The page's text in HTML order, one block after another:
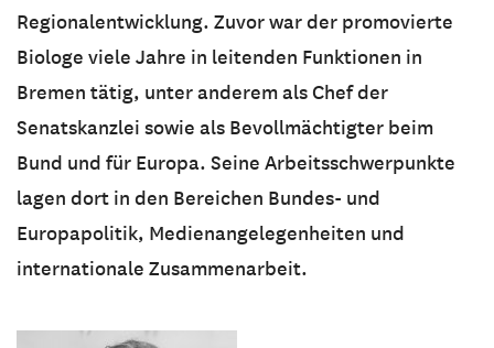
Regionalentwicklung. Zuvor war der promovierte
Biologe viele Jahre in leitenden Funktionen in
Bremen tätig, unter anderem als Chef der
Senatskanzlei sowie als Bevollmächtigter beim
Bund und für Europa. Seine Arbeitsschwerpunkte
lagen dort in den Bereichen Bundes- und
Europapolitik, Medienangelegenheiten und
internationale Zusammenarbeit.